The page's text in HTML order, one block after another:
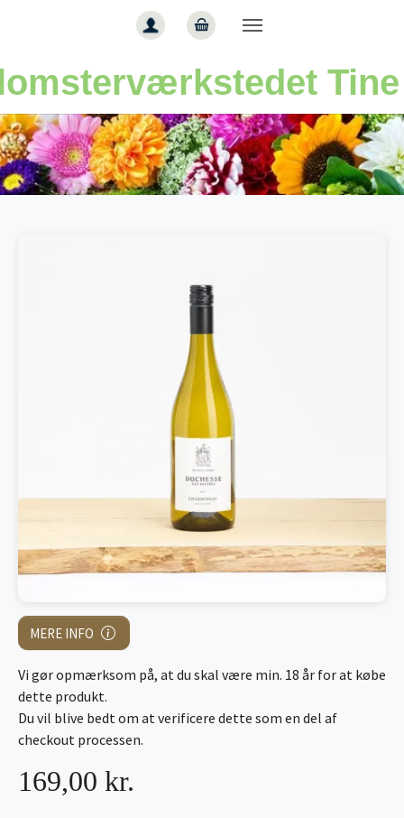
MERE INFO
169,00 kr.
Vi gør opmærksom på, at du skal være min. 18 år for at købe
dette produkt.
Du vil blive bedt om at verificere dette som en del af
checkout processen.